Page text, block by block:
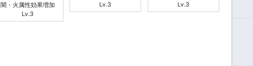
闇・火属性効果増加
Lv.3
Lv.3
Lv.3